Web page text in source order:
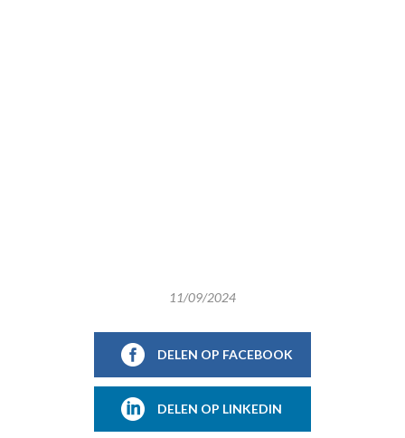
11/09/2024
DELEN OP FACEBOOK
DELEN OP LINKEDIN